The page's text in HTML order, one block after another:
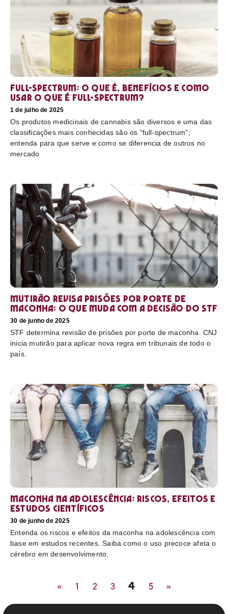
Full-Spectrum: O que é, benefícios e como
usar O que é full-spectrum?
1 de julho de 2025
Os produtos medicinais de cannabis são diversos e uma das
classificações mais conhecidas são os “full-spectrum”;
entenda para que serve e como se diferencia de outros no
mercado
Mutirão revisa prisões por porte de
maconha: o que muda com a decisão do STF
30 de junho de 2025
STF determina revisão de prisões por porte de maconha. CNJ
inicia mutirão para aplicar nova regra em tribunais de todo o
país.
Maconha na adolescência: riscos, efeitos e
estudos científicos
30 de junho de 2025
Entenda os riscos e efeitos da maconha na adolescência com
base em estudos recentes. Saiba como o uso precoce afeta o
cérebro em desenvolvimento.
« 1 2 3 4 5 »